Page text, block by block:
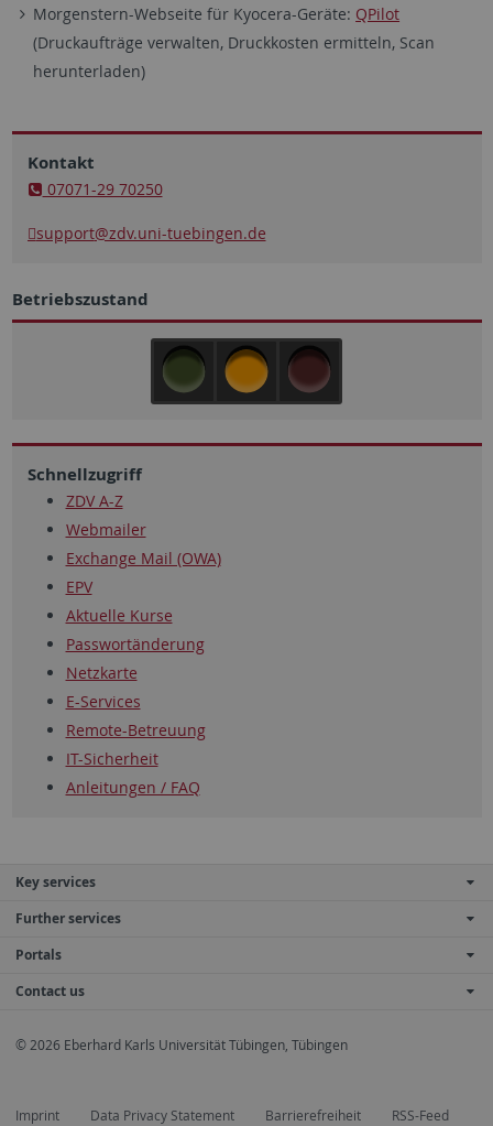
Morgenstern-Webseite für Kyocera-Geräte: QPilot
(Druckaufträge verwalten, Druckkosten ermitteln, Scan
herunterladen)
Kontakt
07071-29 70250
support@zdv.uni-tuebingen.de
Betriebszustand
Schnellzugriff
ZDV A-Z
Webmailer
Exchange Mail (OWA)
EPV
Aktuelle Kurse
Passwortänderung
Netzkarte
E-Services
Remote-Betreuung
IT-Sicherheit
Anleitungen / FAQ
Key services
Further services
Portals
Contact us
© 2026 Eberhard Karls Universität Tübingen, Tübingen
Imprint Data Privacy Statement Barrierefreiheit RSS-Feed